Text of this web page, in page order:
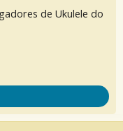
de Ukulele do